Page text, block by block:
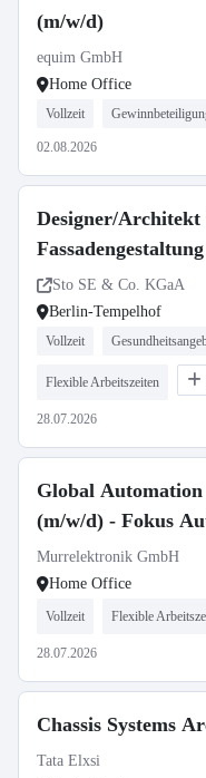
(m/w/d)
equim GmbH
Home Office
Vollzeit
02.08.2026
Designer/
Sto SE & Co. KGaA
Berlin-Tempelhof
Vollzeit
Flexible Arbeitszeiten
28.07.2026
Global
(m/w/d) - Fokus
Murrelektronik GmbH
Home Office
Vollzeit Flexible
28.07.2026
Chassis Systems
Tata Elxsi